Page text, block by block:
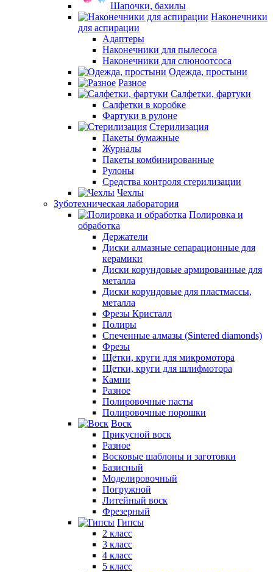
Шапочки, бахилы
Наконечники
для аспирации
Адаптеры
Наконечники для пылесоса
Наконечники для слюноотсоса
Одежда, простыни
Разное
Салфетки, фартуки
Салфетки в коробке
Фартуки в рулоне
Стерилизация
Пакеты бумажные
Журналы
Пакеты комбинированные
Рулоны
Средства контроля стерилизации
Чехлы
Зуботехническая лаборатория
Полировка и
обработка
Держатели
Диски алмазные сепарационные для
керамики
Диски корундовые армированные для
металла
Диски корундовые для пластмассы,
металла
Фрезы Кристалл
Полиры
Спеченные алмазы (Sintered diamonds)
Фрезы
Щетки, круги для микромотора
Щетки, круги для шлифмотора
Камни
Разное
Полировочные пасты
Полировочные порошки
Воск
Прикусной воск
Разное
Восковые шаблоны и заготовки
Базисный
Моделировочный
Погружной
Литейный воск
Фрезерный
Гипсы
2 класс
3 класс
4 класс
5 класс